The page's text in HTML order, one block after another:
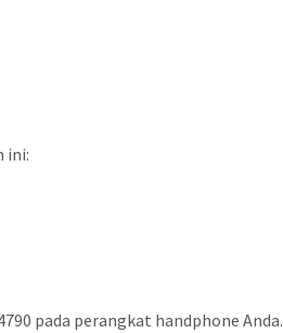
ini:
pada perangkat handphone Anda.